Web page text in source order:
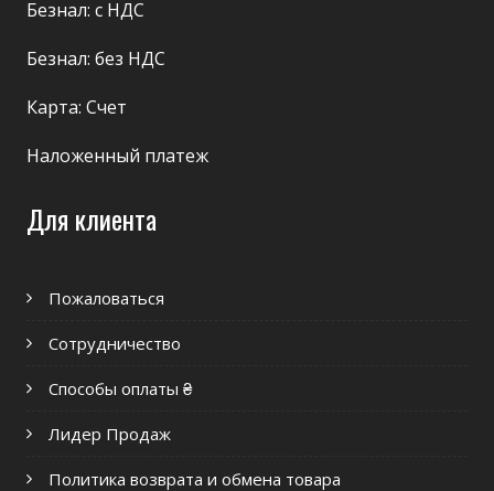
Безнал: с НДС
Безнал: без НДС
Карта: Счет
Наложенный платеж
Для клиента
Пожаловаться
Сотрудничество
Способы оплаты ₴
Лидер Продаж
Политика возврата и обмена товара